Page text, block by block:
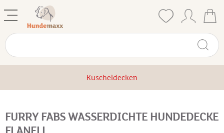
Kuscheldecken
FURRY FABS WASSERDICHTE HUNDEDECKE